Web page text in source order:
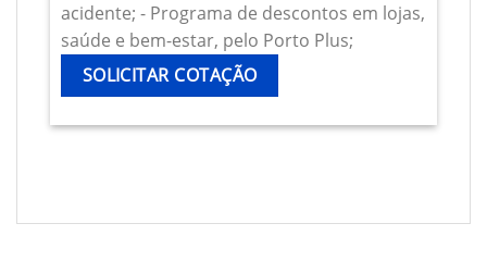
acidente; - Programa de descontos em lojas,
saúde e bem-estar, pelo Porto Plus;
SOLICITAR COTAÇÃO